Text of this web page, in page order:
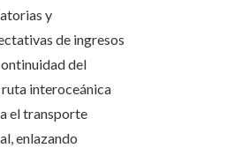
y
de ingresos
del
interoceánica
el transporte
enlazando